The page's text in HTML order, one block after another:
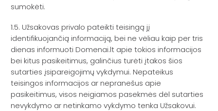
sumokėti.
1.5. Užsakovas privalo pateikti teisingą jį
identifikuojančią informaciją, bei ne vėliau kaip per tris
dienas informuoti Domenai.lt apie tokios informacijos
bei kitus pasikeitimus, galinčius turėti įtakos šios
sutarties įsipareigojimų vykdymui. Nepateikus
teisingos informacijos ar nepranešus apie
pasikeitimus, visos neigiamos pasekmės dėl sutarties
nevykdymo ar netinkamo vykdymo tenka Užsakovui.